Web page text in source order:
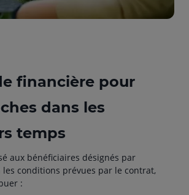
financière pour
dans les
temps
aux bénéficiaires désignés par
les conditions prévues par le contrat,
: